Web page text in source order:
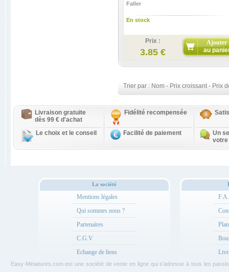
Faller
En stock
Prix :
3.85 €
Ajouter
au
Trier par : Nom - Prix croissant- Prix
Livraison gratuite
dès 99 € d'achat
Fidélité recompensée
Le choix et le conseil Facilité de paiement
Un
votre
La société
Mentions légales
Qui sommes nous ?
Partenaires
C.G.V
Echange de liens
Easy-Miniatures.com est une société de vente en ligne qui s'adresse à tous les